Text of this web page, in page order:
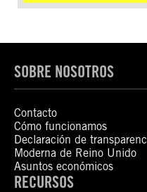
SOBRE NOSOTROS
Contacto
Cómo funcionamos
Declaración de
Moderna de Reino Unido
Asuntos económicos
RECURSOS